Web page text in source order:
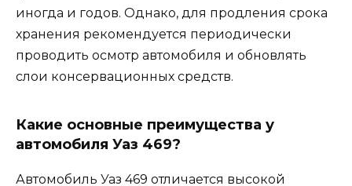
иногда и годов. Однако, для продления срока
хранения рекомендуется периодически
проводить осмотр автомобиля и обновлять
слои консервационных средств.
Какие основные преимущества у
автомобиля Уаз 469?
Автомобиль Уаз 469 отличается высокой